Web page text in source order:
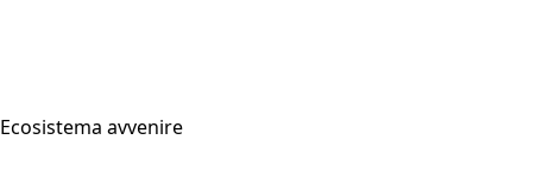
Ecosistema avvenire